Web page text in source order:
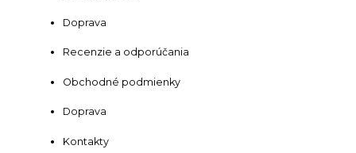
Doprava
Recenzie a odporúčania
Obchodné podmienky
Doprava
Kontakty